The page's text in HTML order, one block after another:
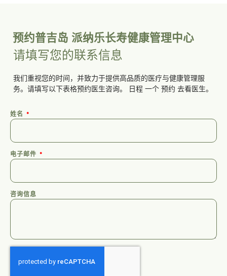
预约普吉岛 派纳乐长寿健康管理中心
请填写您的联系信息
我们重视您的时间，并致力于提供高品质的医疗与健康管理服
务。请填写以下表格预约医生咨询。
日程 一个 预约 去看医生。
姓名
电子邮件
咨询信息